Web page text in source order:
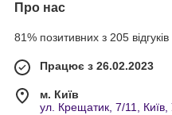
Про нас
81% позитивних з 205 відгуків
Працює з 26.02.2023
м. Київ
ул. Крещатик, 7/11, Київ,